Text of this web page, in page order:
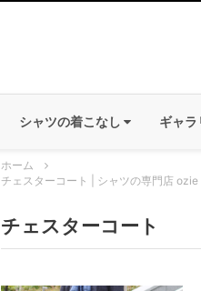
シャツの着こなし ギャラ
ホーム
チェスターコート | シャツの専門店 ozie
チェスターコート